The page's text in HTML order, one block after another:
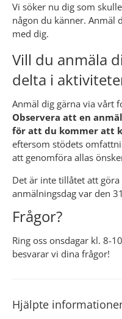
Vi söker nu dig som
någon du känner. Anmäl
med dig.
Vill du anmäla
delta i
Observera att en
för att du kommer att
eftersom stödets
att genomföra allas
Det är inte tillåtet att
anmälningsdag var den
Frågor?
Ring oss onsdagar kl. 8-
besvarar vi dina frågor!
Hjälpte